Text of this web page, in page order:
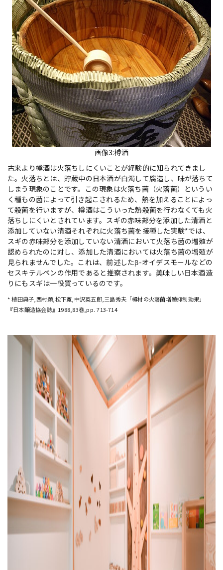
画像3:樽酒
古来より樽酒は火落ちしにくいことが経験的に知られてきまし
た。火落ちとは、貯蔵中の日本酒が白濁して腐造し、味が落ちて
しまう現象のことです。この現象は火落ち菌（火落菌）というい
く種もの菌によって引き起こされるため、熱を加えることによっ
て殺菌を行いますが、樽酒はこういった熱殺菌を行わなくても火
落ちしにくいとされています。スギの赤味部分を添加した清酒と
添加していない清酒それぞれに火落ち菌を接種した実験*では、
スギの赤味部分を添加していない清酒において火落ち菌の増殖が
認められたのに対し、添加した清酒においては火落ち菌の増殖が
見られませんでした。これは、前述したβ-オイデスモールなどの
セスキテルペンの作用であると推察されます。美味しい日本酒造
りにもスギは一役買っているのです。
* 植田典子,西村顕,松下寛,中沢英五郎,三島秀夫「樽材の火落菌増殖抑制効果」
『日本醸造協会誌』1988,83巻,pp. 713-714